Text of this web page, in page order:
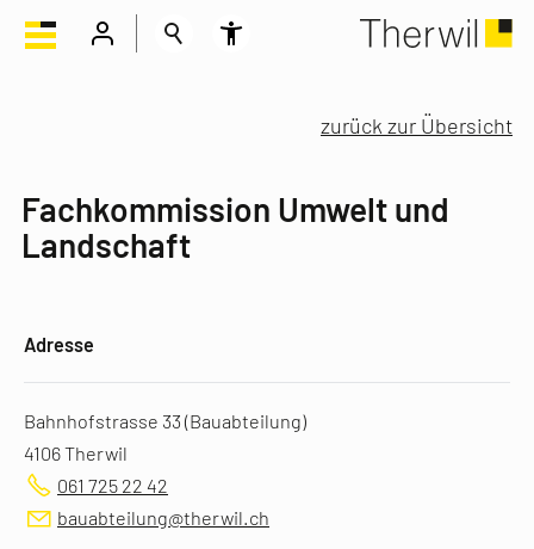
zurück zur Übersicht
Fachkommission Umwelt und
Landschaft
Adresse
Bahnhofstrasse 33 (Bauabteilung)
4106 Therwil
061 725 22 42
bauabteilung@therwil.ch